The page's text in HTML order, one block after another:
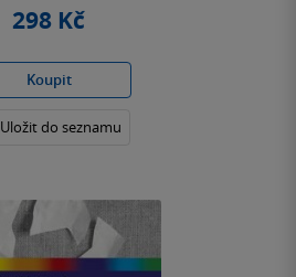
298 Kč
Koupit
Uložit do seznamu